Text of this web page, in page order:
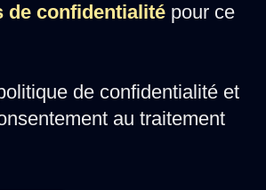
de confidentialité pour ce
de confidentialité et
au traitement